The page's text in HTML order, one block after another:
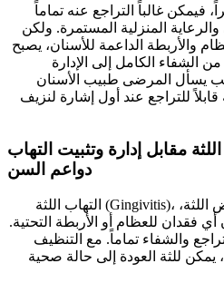
فيمكن غالباً التراجع عنه تماماً
المنزلية المستمرة. ولكن
والأربطة الداعمة للأسنان، يصبح
من الشفاء الكامل إلى الإدارة
يسأل المرضى طبيب الأسنان
للتراجع عند أول إشارة لنزيف
مقابل إدارة وتثبيت التهاب
دواعم السن
التهاب اللثة (Gingivitis)، وهو المرحلة المبكرة من أمراض اللثة،
فقدان للعظام أو الأربطة التحتية.
والشفاء تماماً. مع التنظيف
يمكن للثة العودة إلى حالة صحية